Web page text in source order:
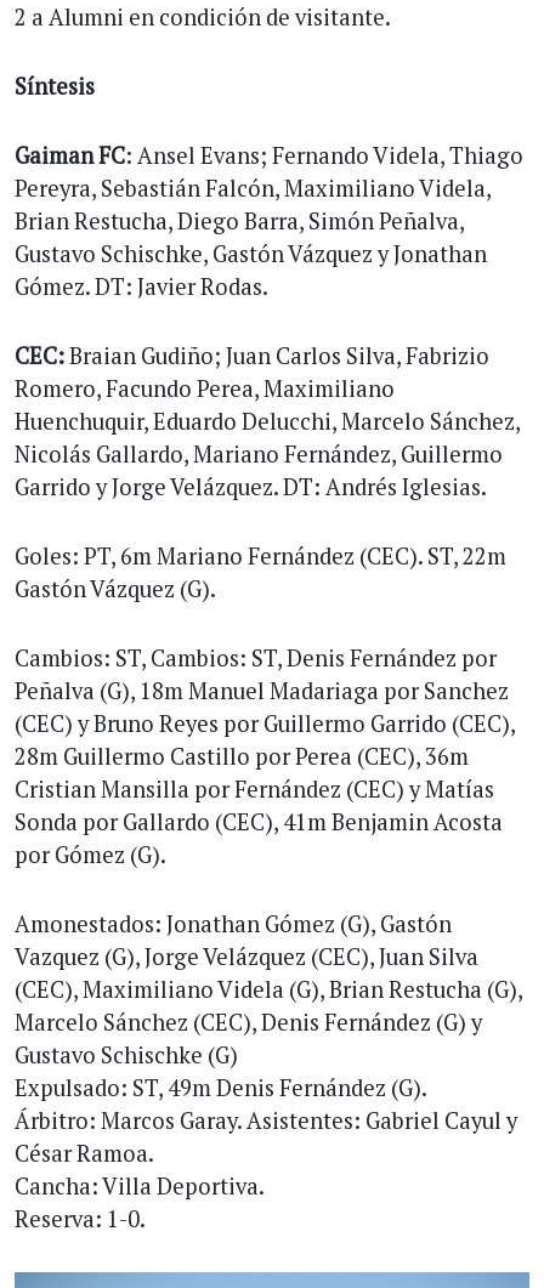
2 a Alumni en condición de visitante.
Síntesis
Gaiman FC: Ansel Evans; Fernando Videla, Thiago
Pereyra, Sebastián Falcón, Maximiliano Videla,
Brian Restucha, Diego Barra, Simón Peñalva,
Gustavo Schischke, Gastón Vázquez y Jonathan
Gómez. DT: Javier Rodas.
CEC:Braian Gudiño; Juan Carlos Silva, Fabrizio
Romero, Facundo Perea, Maximiliano
Huenchuquir, Eduardo Delucchi, Marcelo Sánchez,
Nicolás Gallardo, Mariano Fernández, Guillermo
Garrido y Jorge Velázquez. DT: Andrés Iglesias.
Goles: PT, 6m Mariano Fernández (CEC). ST, 22m
Gastón Vázquez (G).
Cambios: ST, Cambios: ST, Denis Fernández por
Peñalva (G), 18m Manuel Madariaga por Sanchez
(CEC) y Bruno Reyes por Guillermo Garrido (CEC),
28m Guillermo Castillo por Perea (CEC), 36m
Cristian Mansilla por Fernández (CEC) y Matías
Sonda por Gallardo (CEC), 41m Benjamin Acosta
por Gómez (G).
Amonestados: Jonathan Gómez (G), Gastón
Vazquez (G), Jorge Velázquez (CEC), Juan Silva
(CEC), Maximiliano Videla (G), Brian Restucha (G),
Marcelo Sánchez (CEC), Denis Fernández (G) y
Gustavo Schischke (G)
Expulsado: ST, 49m Denis Fernández (G).
Árbitro: Marcos Garay. Asistentes: Gabriel Cayul y
César Ramoa.
Cancha: Villa Deportiva.
Reserva: 1-0.